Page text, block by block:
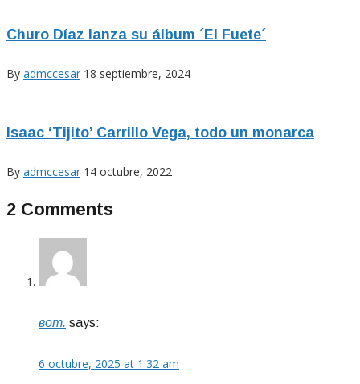
Churo Díaz lanza su álbum ´El Fuete´
By admccesar 18 septiembre, 2024
Isaac ‘Tijito’ Carrillo Vega, todo un monarca
By admccesar 14 octubre, 2022
2 Comments
вот. says:
6 octubre, 2025 at 1:32 am